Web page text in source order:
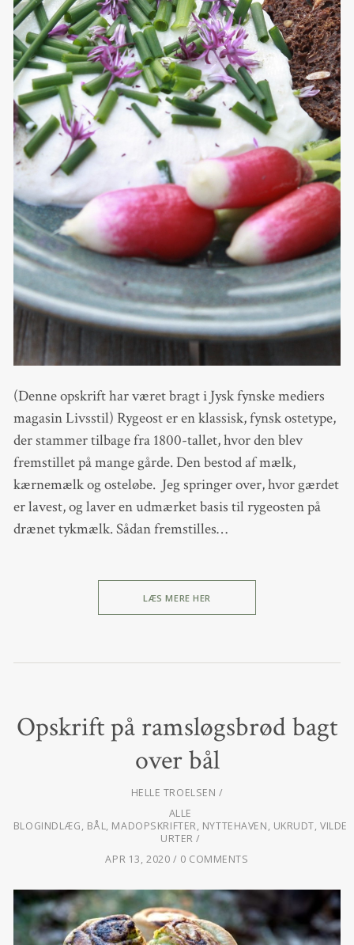
(Denne opskrift har været bragt i Jysk fynske mediers
magasin Livsstil) Rygeost er en klassisk, fynsk ostetype,
der stammer tilbage fra 1800-tallet, hvor den blev
fremstillet på mange gårde. Den bestod af mælk,
kærnemælk og osteløbe. Jeg springer over, hvor gærdet
er lavest, og laver en udmærket basis til rygeosten på
drænet tykmælk. Sådan fremstilles…
LÆS MERE HER
Opskrift på ramsløgsbrød bagt
over bål
HELLE TROELSEN
ALLE
BLOGINDLÆG, BÅL, MADOPSKRIFTER, NYTTEHAVEN, UKRUDT,VILDE
URTER
APR 13, 2020
0 COMMENTS